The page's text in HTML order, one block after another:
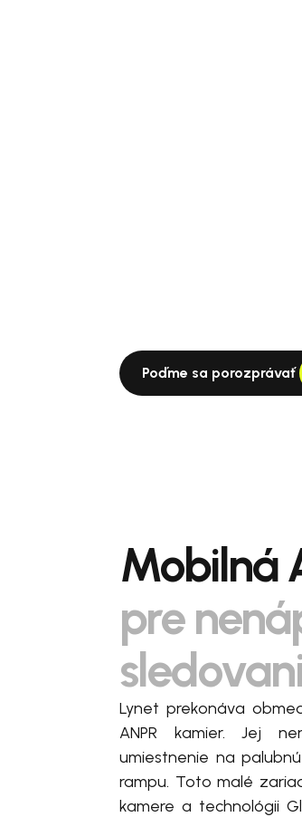
Poďme sa porozprávať
Mobilná
pre
Lynet prekonáva
ANPR kamier. Jej
umiestnenie na
rampu. Toto malé
kamere a technológii